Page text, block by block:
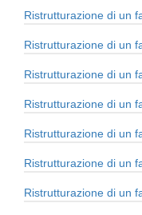
Ristrutturazione di un
Ristrutturazione di un
Ristrutturazione di un
Ristrutturazione di un
Ristrutturazione di un
Ristrutturazione di un
Ristrutturazione di un